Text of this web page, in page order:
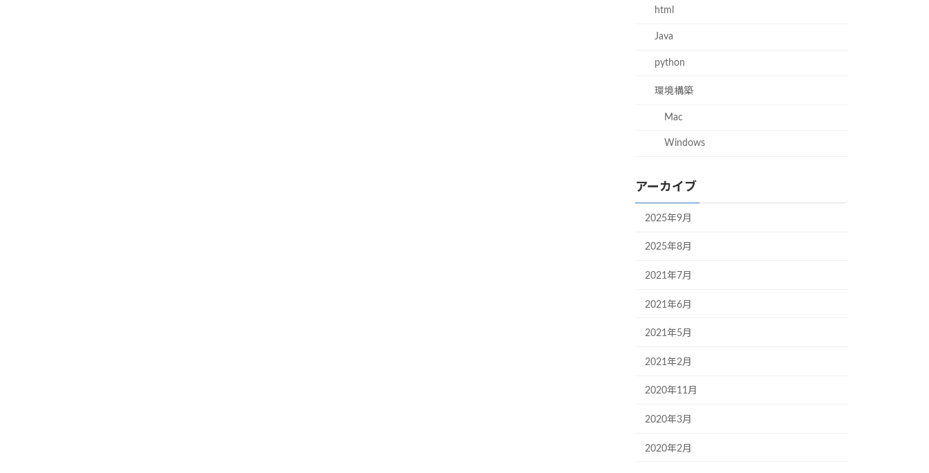
html
Java
python
環境構築
Mac
Windows
アーカイブ
2025年9月
2025年8月
2021年7月
2021年6月
2021年5月
2021年2月
2020年11月
2020年3月
2020年2月